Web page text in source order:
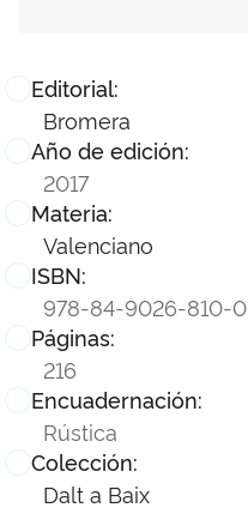
Editorial:
Bromera
Año de edición:
2017
Materia:
Valenciano
ISBN:
978-84-9026-810-0
Páginas:
216
Encuadernación:
Rústica
Colección:
Dalt a Baix